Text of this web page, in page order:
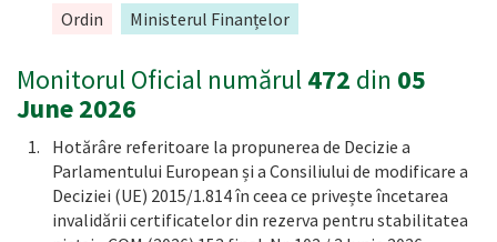
Ordin
Ministerul Finanțelor
Monitorul Oficial numărul472 din 05
June 2026
Hotărâre referitoare la propunerea de Decizie a
Parlamentului European și a Consiliului de modificare a
Deciziei (UE) 2015/1.814 în ceea ce privește încetarea
invalidării certificatelor din rezerva pentru stabilitatea